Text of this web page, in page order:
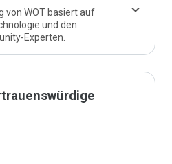
von WOT basiert auf
und den
Experten.